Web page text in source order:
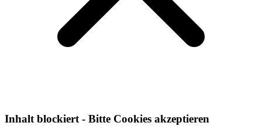
Inhalt blockiert - Bitte Cookies akzeptieren